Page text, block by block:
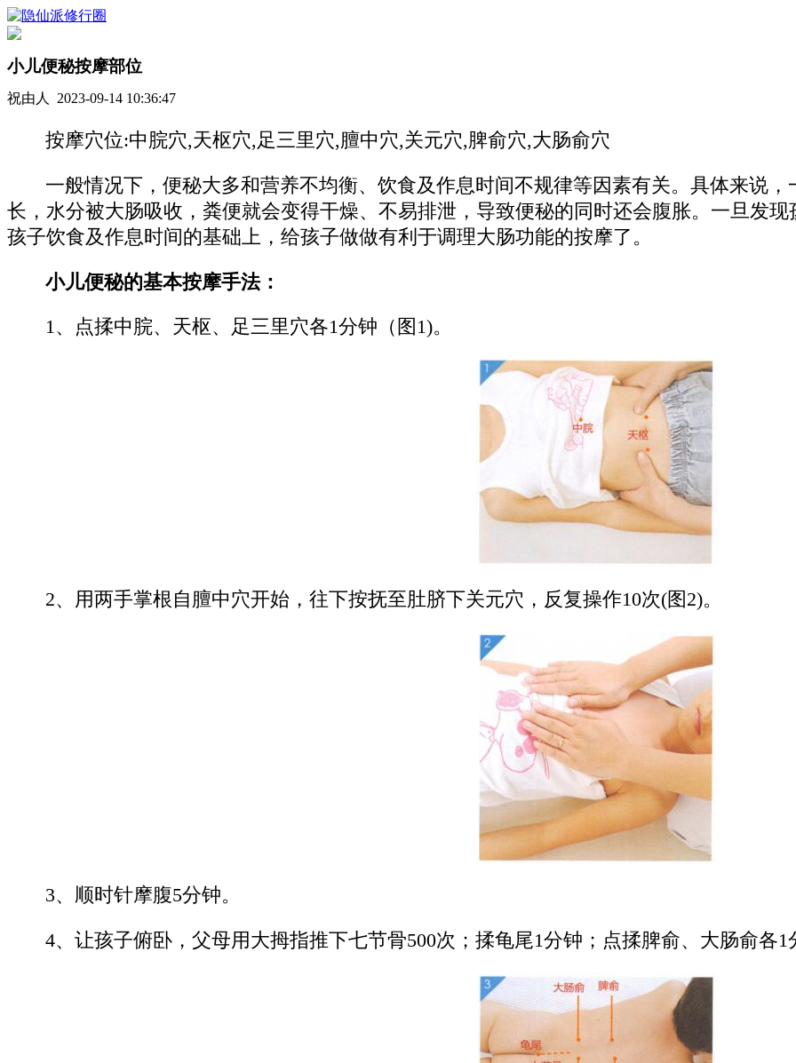
小儿便秘按摩部位
祝由人 2023-09-14 10:36:47
按摩穴位:中脘穴,天枢穴,足三里穴,膻中穴,关元穴,脾俞穴,大肠俞穴
一般情况下，便秘大多和营养不均衡、饮食及作息时间不规律等因素有关。具体来说
长，水分被大肠吸收，粪便就会变得干燥、不易排泄，导致便秘的同时还会腹胀。一旦发
孩子饮食及作息时间的基础上，给孩子做做有利于调理大肠功能的按摩了。
小儿便秘的基本按摩手法：
1、点揉中脘、天枢、足三里穴各1分钟（图1)。
2、用两手掌根自膻中穴开始，往下按抚至肚脐下关元穴，反复操作10次(图2)。
3、顺时针摩腹5分钟。
4、让孩子俯卧，父母用大拇指推下七节骨500次；揉龟尾1分钟；点揉脾俞、大肠俞各1